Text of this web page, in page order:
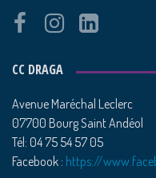
CC DRAGA
Avenue Maréchal Leclerc
07700 Bourg Saint Andéol
Tél: 04 75 54 57 05
Facebook : https://